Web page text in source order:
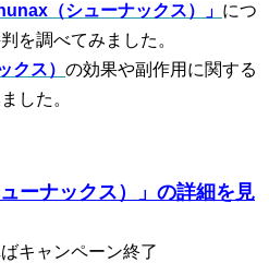
（シューナックス）」 につ
を調べてみました。
クス） の効果や副作用に関する
した。
ーナックス）」の詳細を見
キャンペーン終了